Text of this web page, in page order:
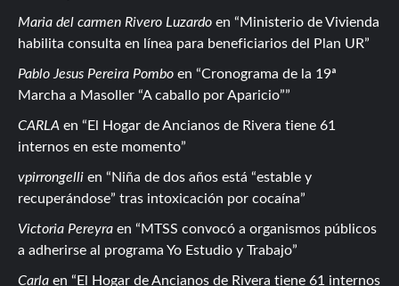
Maria del carmen Rivero Luzardo en
Ministerio de Vivienda
habilita consulta en línea para beneficiarios del Plan UR
Pablo Jesus Pereira Pombo en
Cronograma de la 19ª
Marcha a Masoller “A caballo por Aparicio”
CARLA en
El Hogar de Ancianos de Rivera tiene 61
internos en este momento
vpirrongelli en
Niña de dos años está “estable y
recuperándose” tras intoxicación por cocaína
Victoria Pereyra en
MTSS convocó a organismos públicos
a adherirse al programa Yo Estudio y Trabajo
Carla en El Hogar de Ancianos de Rivera tiene 61 internos